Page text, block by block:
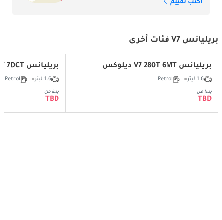
اكتب تقييم
بريليانس V7 فئات أخرى
بريليانس V7 280T 6MT ديلوكس
1.6 ليتر Petrol
بدءا من
TBD
بريليانس V7 280T 7DCT ديلوكس
1.6 ليتر Petrol
بدءا من
TBD